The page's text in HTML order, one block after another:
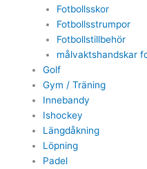
Fotbollsskor
Fotbollsstrumpor
Fotbollstillbehör
målvaktshandskar
Golf
Gym / Träning
Innebandy
Ishockey
Längdåkning
Löpning
Padel